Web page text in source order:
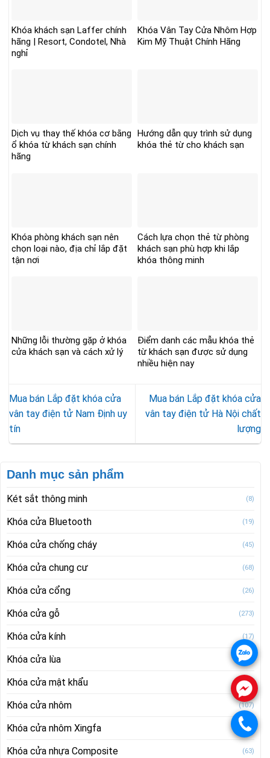
Khóa khách sạn Laffer chính
hãng | Resort, Condotel, Nhà
nghỉ
Khóa Vân Tay Cửa Nhôm Hợp
Kim Mỹ Thuật Chính Hãng
Dịch vụ thay thế khóa cơ bằng
ổ khóa từ khách sạn chính
hãng
Hướng dẫn quy trình sử dụng
khóa thẻ từ cho khách sạn
Khóa phòng khách sạn nên
chọn loại nào, địa chỉ lắp đặt
tận nơi
Cách lựa chọn thẻ từ phòng
khách sạn phù hợp khi lắp
khóa thông minh
Những lỗi thường gặp ở khóa
cửa khách sạn và cách xử lý
Điểm danh các mẫu khóa thẻ
từ khách sạn được sử dụng
nhiều hiện nay
Mua bán Lắp đặt khóa cửa
vân tay điện tử Nam Định uy
tín
Mua bán Lắp đặt khóa cửa
vân tay điện tử Hà Nội chất
lượng
Danh mục sản phẩm
Két sắt thông minh (8)
Khóa cửa Bluetooth (19)
Khóa cửa chống cháy (45)
Khóa cửa chung cư (68)
Khóa cửa cổng (26)
Khóa cửa gỗ (273)
Khóa cửa kính (17)
Khóa cửa lùa (10)
Khóa cửa mật khẩu (83)
Khóa cửa nhôm (107)
Khóa cửa nhôm Xingfa (22)
Khóa cửa nhựa Composite (63)
.
.
.